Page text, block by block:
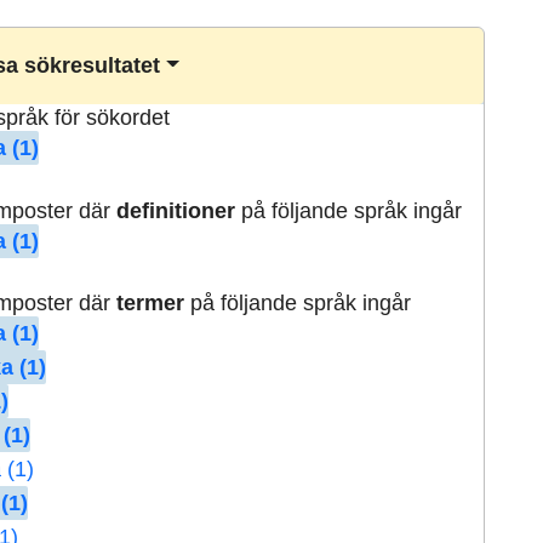
sökresultatet
för sökordet
(1)
därdefinitioner på följande språk ingår
(1)
därtermer på följande språk ingår
(1)
(1)
(1)